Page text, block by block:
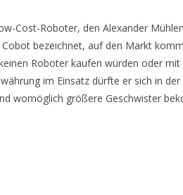
Cost-Roboter, den Alexander
bezeichnet, auf den Markt
Roboter kaufen würden oder
im Einsatz dürfte er sich in
womöglich größere Geschwister